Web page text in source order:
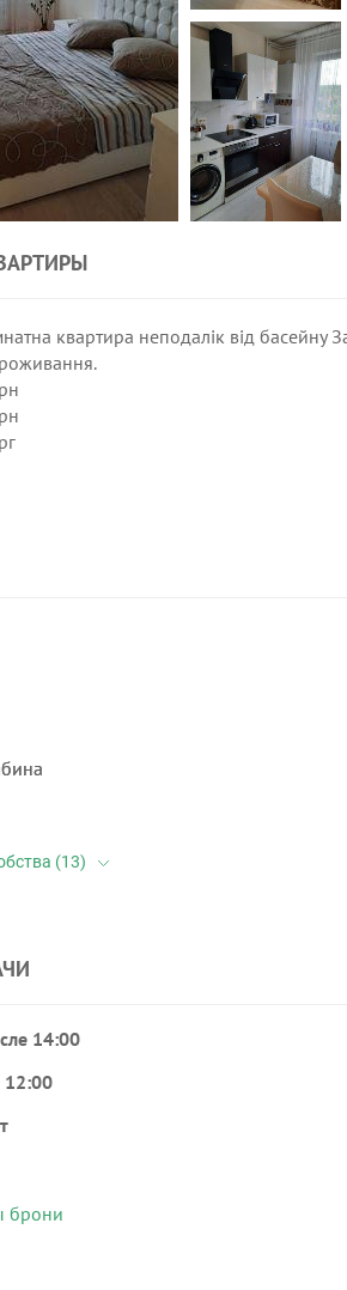
квартира неподалік від басейну
14:00
12:00
брони